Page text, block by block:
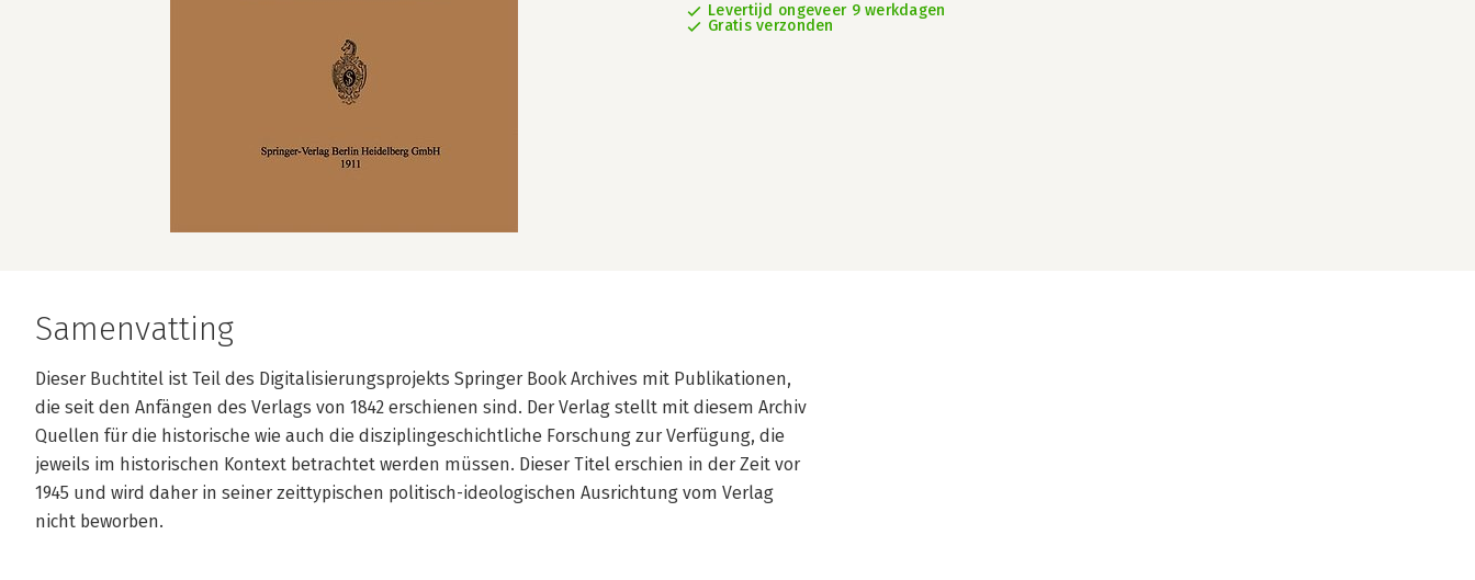
Levertijd ongeveer 9 werkdagen
Gratis verzonden
Samenvatting
Dieser Buchtitel ist Teil des Digitalisierungsprojekts Springer Book Archives mit Publikationen,
die seit den Anfängen des Verlags von 1842 erschienen sind. Der Verlag stellt mit diesem Archiv
Quellen für die historische wie auch die disziplingeschichtliche Forschung zur Verfügung, die
jeweils im historischen Kontext betrachtet werden müssen. Dieser Titel erschien in der Zeit vor
1945 und wird daher in seiner zeittypischen politisch-ideologischen Ausrichtung vom Verlag
nicht beworben.